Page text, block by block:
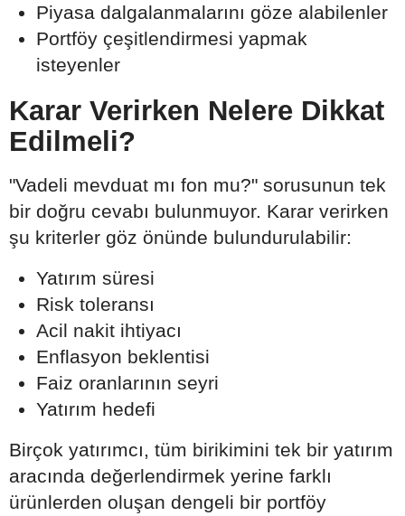
Piyasa dalgalanmalarını göze alabilenler
Portföy çeşitlendirmesi yapmak
isteyenler
Karar Verirken Nelere Dikkat
Edilmeli?
"Vadeli mevduat mı fon mu?" sorusunun tek
bir doğru cevabı bulunmuyor. Karar verirken
şu kriterler göz önünde bulundurulabilir:
Yatırım süresi
Risk toleransı
Acil nakit ihtiyacı
Enflasyon beklentisi
Faiz oranlarının seyri
Yatırım hedefi
Birçok yatırımcı, tüm birikimini tek bir yatırım
aracında değerlendirmek yerine farklı
ürünlerden oluşan dengeli bir portföy